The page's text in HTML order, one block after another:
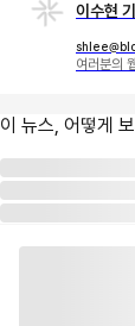
이수현
여러분의
이 뉴스, 어떻게